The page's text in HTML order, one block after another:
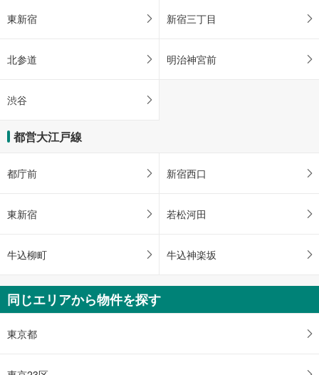
東新宿 新宿三丁目
北参道 明治神宮前
渋谷
都営大江戸線
都庁前 新宿西口
東新宿 若松河田
牛込柳町 牛込神楽坂
同じエリアから物件を探す
東京都